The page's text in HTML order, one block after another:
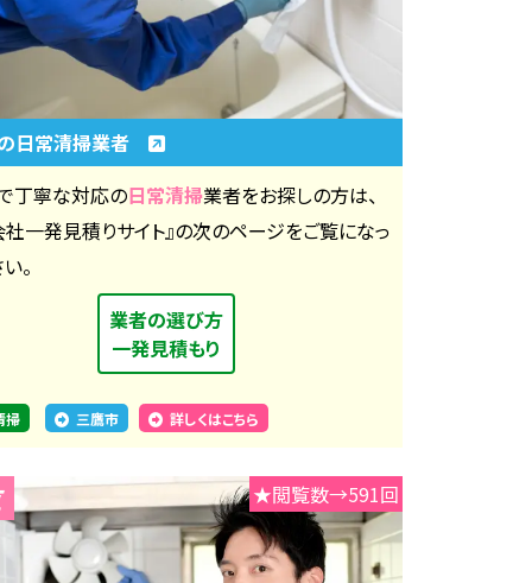
日常清掃業者
丁寧な対応の日常清掃業者をお探しの方は、
社一発見積りサイト』の次のページをご覧になっ
。
業者の選び方
一発見積もり
掃 三鷹市 詳しくはこちら
★閲覧数→591回